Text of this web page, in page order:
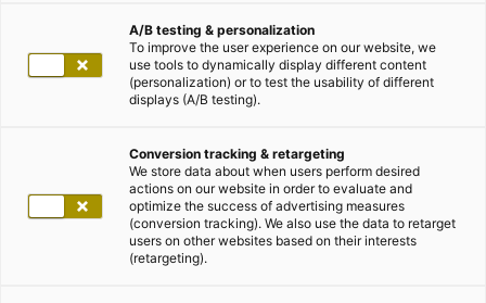
A/B testing & personalization
To improve the user experience on our website, we
use tools to dynamically display different content
(personalization) or to test the usability of different
displays (A/B testing).
Conversion tracking & retargeting
We store data about when users perform desired
actions on our website in order to evaluate and
optimize the success of advertising measures
(conversion tracking). We also use the data to retarget
users on other websites based on their interests
(retargeting).